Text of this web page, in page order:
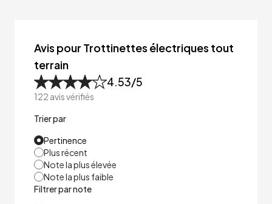
Avis pour Trottinettes électriques tout
terrain
4.53/5
122 avis vérifiés
Trier par
Pertinence
Plus récent
Note la plus élevée
Note la plus faible
Filtrer par note